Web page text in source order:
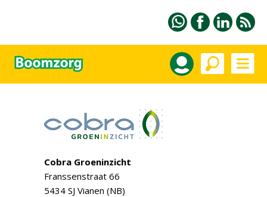
Cobra Groeninzicht
Franssenstraat 66
5434 SJ Vianen (NB)